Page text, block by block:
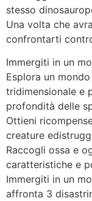
stesso
Una volta che
confrontarti
Immergiti in un
Esplora un
tridimensionale e
profondità delle
Ottieni
creature
Raccogli ossa e
caratteristiche e
Immergiti in un
affronta 3